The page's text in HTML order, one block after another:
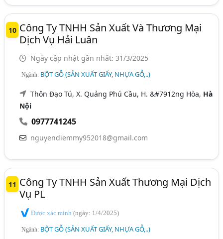
10 Công Ty TNHH Sản Xuất Và Thương Mại
Dịch Vụ Hải Luân
Ngày cập nhật gần nhất: 31/3/2025
Ngành: BỘT GỖ (SẢN XUẤT GIẤY, NHỰA GỖ,..)
Thôn Đạo Tú, X. Quảng Phú Cầu, H. &#7912ng Hòa, Hà
Nội
0977741245
nguyendiemmy952018@gmail.com
11 Công Ty TNHH Sản Xuất Thương Mại Dịch
Vụ PL
Được xác minh(ngày: 1/4/2025)
Ngành: BỘT GỖ (SẢN XUẤT GIẤY, NHỰA GỖ,..)